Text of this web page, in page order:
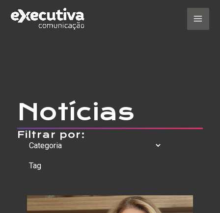
para
Notícias
Filtrar por: